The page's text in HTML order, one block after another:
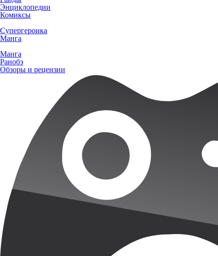
Энциклопедии
Комиксы
Супергероика
Манга
Манга
Ранобэ
Обзоры и рецензии